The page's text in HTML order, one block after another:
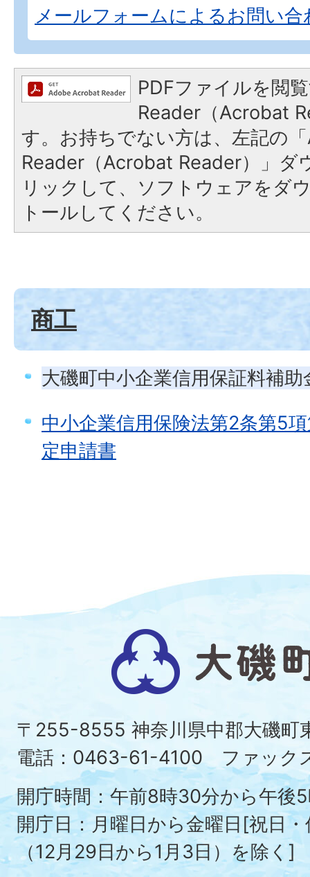
メールフォームによるお問い合
PDFファイルを閲
Reader（Acrobat
す。お持ちでない方は、左記の
Reader（Acrobat Reader）」ダ
リックして、ソフトウェアをダ
トールしてください。
商工
大磯町中小企業信用保証料補助
中小企業信用保険法第2条第5
定申請書
大
磯
町
〒255-8555 神奈川県中郡大磯
電話：0463-61-4100 ファック
開庁時間：午前8時30分から午後
開庁日：月曜日から金曜日[祝日
（12月29日から1月3日）を除く]